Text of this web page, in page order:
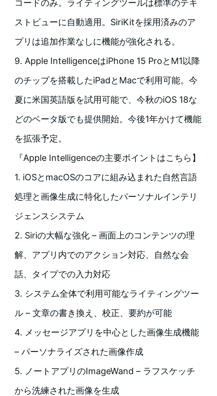
コードのみ。ライティングツールは標準のテキ
ストビューに自動適用。SiriKitを採用済みのア
プリは追加作業なしに機能が強化される。
9. Apple IntelligenceはiPhone 15 ProとM1以降
のチップを搭載したiPadとMacで利用可能。今
夏に米国英語版を試用可能で、今秋のiOS 18な
どのベータ版でも提供開始。今後1年かけて機能
を拡張予定。
『Apple Intelligenceの主要ポイントはこちら】
1. iOSとmacOSのコアに組み込まれた自然言語
処理と画像生成に特化したパーソナルインテリ
ジェンスシステム
2. Siriの大幅な強化 – 画面上のコンテンツの理
解、アプリ内でのアクション対応、自然な会
話、タイプでの入力対応
3. システム全体で利用可能なライティングツー
ル – 文章の書き換え、校正、要約が可能
4. メッセージアプリを中心とした画像生成機能
– パーソナライズされた画像作成
5. ノートアプリのImageWand – ラフスケッチ
から洗練された画像を生成